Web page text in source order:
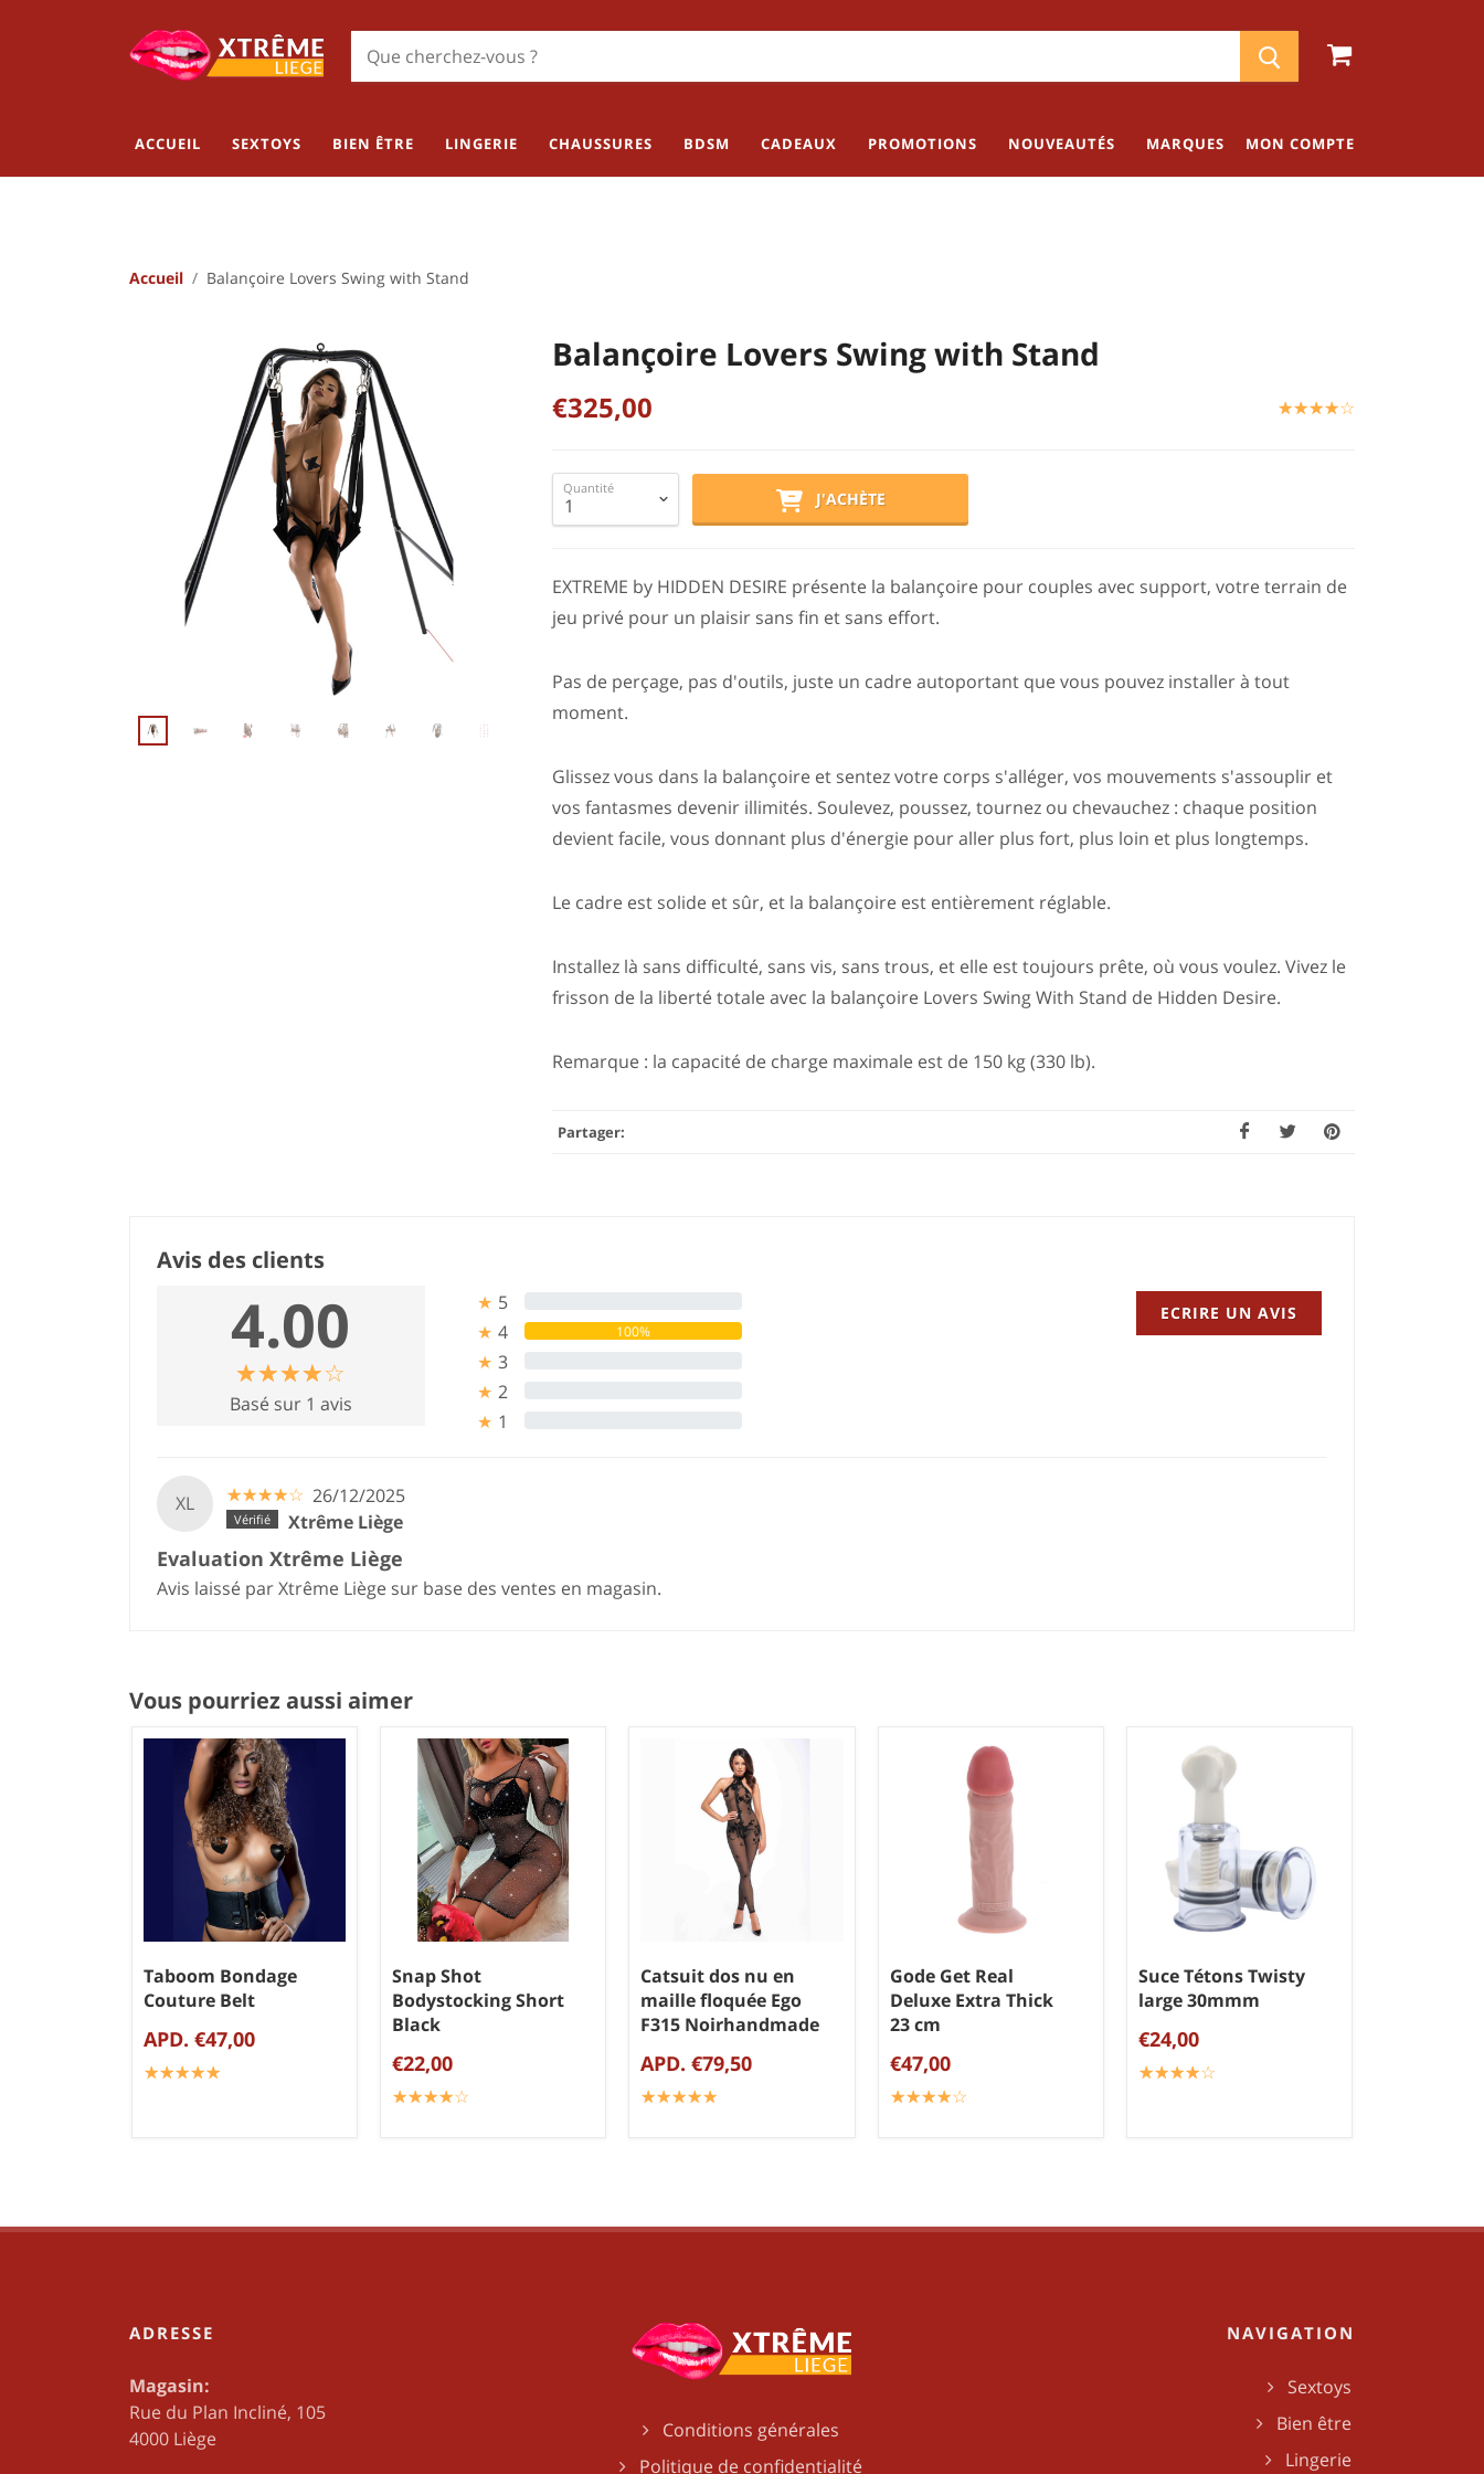
ACCUEIL SEXTOYS BIEN ÊTRE LINGERIE CHAUSSURES BDSM CADEAUX PROMOTIONS NOUVEAUTÉS MARQUES MON COMPTE
Accueil Balançoire Lovers Swing with Stand
Balançoire Lovers Swing with Stand
€325,00 ☆☆☆☆☆
★★★★★
Quantité
J'ACHÈTE
EXTREME by HIDDEN DESIRE présente la balançoire pour couples avec support, votre terrain de
jeu privé pour un plaisir sans fin et sans effort.
Pas de perçage, pas d'outils, juste un cadre autoportant que vous pouvez installer à tout
moment.
Glissez vous dans la balançoire et sentez votre corps s'alléger, vos mouvements s'assouplir et
vos fantasmes devenir illimités. Soulevez, poussez, tournez ou chevauchez : chaque position
devient facile, vous donnant plus d'énergie pour aller plus fort, plus loin et plus longtemps.
Le cadre est solide et sûr, et la balançoire est entièrement réglable.
Installez là sans difficulté, sans vis, sans trous, et elle est toujours prête, où vous voulez. Vivez le
frisson de la liberté totale avec la balançoire Lovers Swing With Stand de Hidden Desire.
Remarque : la capacité de charge maximale est de 150 kg (330 lb).
Partager:
Avis des clients
4.00
☆☆☆☆☆
★★★★★
Basé sur 1 avis
★ 5
★ 4 100%
★ 3
★ 2
★ 1
ECRIRE UN AVIS
XL ☆☆☆☆☆
★★★★★ 26/12/2025
Xtrême Liège
Evaluation Xtrême Liège
Avis laissé par Xtrême Liège sur base des ventes en magasin.
Vous pourriez aussi aimer
Taboom Bondage
Couture Belt
APD. €47,00
☆☆☆☆☆
★★★★★
Snap Shot
Bodystocking Short
Black
€22,00
☆☆☆☆☆
★★★★★
Catsuit dos nu en
maille floquée Ego
F315 Noirhandmade
APD. €79,50
☆☆☆☆☆
★★★★★
Gode Get Real
Deluxe Extra Thick
23 cm
€47,00
☆☆☆☆☆
★★★★★
Suce Tétons Twisty
large 30mmm
€24,00
☆☆☆☆☆
★★★★★
ADRESSE
Magasin:
Rue du Plan Incliné, 105
4000 Liège
Conditions générales
Politique de confidentialité
NAVIGATION
Sextoys
Bien être
Lingerie